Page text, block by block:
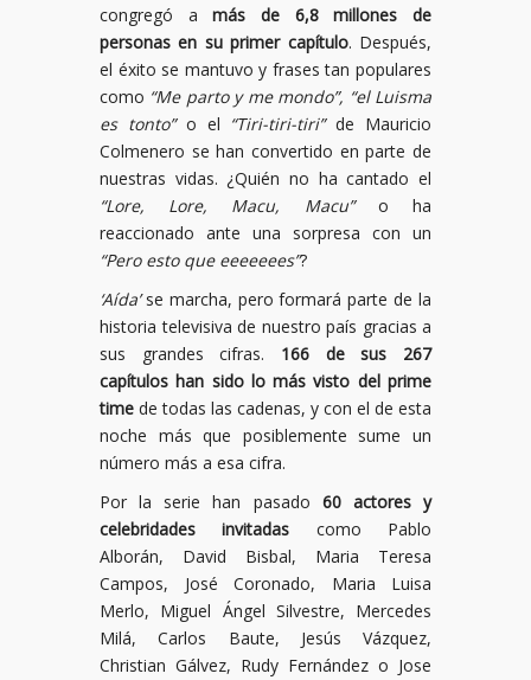
congregó amás de 6,8 millones de
personas en su primer capítulo. Después,
el éxito se mantuvo y frases tan populares
como “Me parto y me mondo”, “el Luisma
es tonto”o el “Tiri-tiri-tiri”de Mauricio
Colmenero se han convertido en parte de
nuestras vidas. ¿Quién no ha cantado el
“Lore, Lore, Macu, Macu”o ha
reaccionado ante una sorpresa con un
“Pero esto que eeeeeees”?
‘Aída’se marcha, pero formará parte de la
historia televisiva de nuestro país gracias a
sus grandes cifras. 166 de sus 267
capítulos han sido lo más visto del prime
time de todas las cadenas, y con el de esta
noche más que posiblemente sume un
número más a esa cifra.
Por la serie han pasado 60 actores y
celebridades invitadas como Pablo
Alborán, David Bisbal, Maria Teresa
Campos, José Coronado, Maria Luisa
Merlo, Miguel Ángel Silvestre, Mercedes
Milá, Carlos Baute, Jesús Vázquez,
Christian Gálvez, Rudy Fernández o Jose